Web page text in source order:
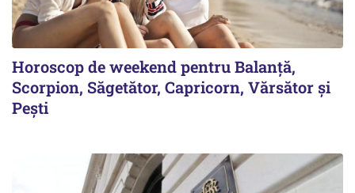
Horoscop de weekend pentru Balanță,
Scorpion, Săgetător, Capricorn, Vărsător și
Pești